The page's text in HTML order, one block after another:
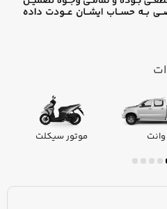
وانت موتور سیکلت